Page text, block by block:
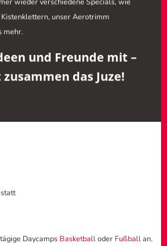
unser Aerotrimm
mehr.
und Freunde mit –
das Juze!
Daycamps Basketballoder Fußballan.